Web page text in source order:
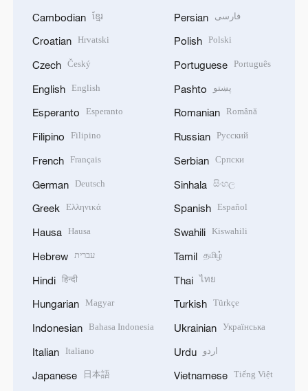
Cambodian ខ្មែរ
Croatian Hrvatski
Czech Český
English English
Esperanto Esperanto
Filipino Filipino
French Français
German Deutsch
Greek Ελληνικά
Hausa Hausa
Hebrew עברית
Hindi हिन्दी
Hungarian Magyar
Indonesian Bahasa Indonesia
Italian Italiano
Japanese 日本語
Persian فارسی
Polish Polski
Portuguese Português
Pashto پښتو
Romanian Română
Russian Русский
Serbian Српски
Sinhala සිංහල
Spanish Español
Swahili Kiswahili
Tamil தமிழ்
Thai ไทย
Turkish Türkçe
Ukrainian Українська
Urdu اردو
Vietnamese Tiếng Việt